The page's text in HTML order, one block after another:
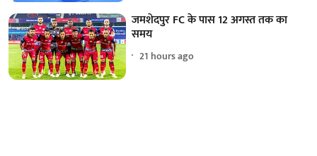
जमशेदपुर FC के पास 12 अगस्त तक का
समय
21 hours ago